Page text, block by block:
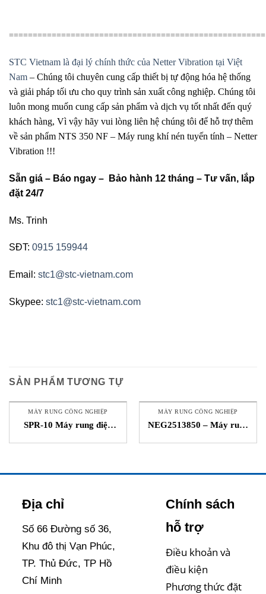
======================================================
STC Vietnam là đại lý chính thức của Netter Vibration tại Việt
Nam – Chúng tôi chuyên cung cấp thiết bị tự động hóa hệ thống
và giải pháp tối ưu cho quy trình sản xuất công nghiệp. Chúng tôi
luôn mong muốn cung cấp sản phẩm và dịch vụ tốt nhất đến quý
khách hàng, Vì vậy hãy vui lòng liên hệ chúng tôi để hỗ trợ thêm
về sản phẩm NTS 350 NF – Máy rung khí nén tuyến tính – Netter
Vibration !!!
Sẵn giá – Báo ngay – Bảo hành 12 tháng – Tư vấn, lắp
đặt 24/7
Ms. Trinh
SĐT: 0915 159944
Email: stc1@stc-vietnam.com
Skypee: stc1@stc-vietnam.com
SẢN PHẨM TƯƠNG TỰ
MÁY RUNG CÔNG NGHIỆP
SPR-10 Máy rung điện
MÁY RUNG CÔNG NGHIỆP
NEG2513850 – Máy rung
Địa chỉ
Số 66 Đường số 36,
Khu đô thị Vạn Phúc,
TP. Thủ Đức, TP Hồ
Chí Minh
Chính sách
hỗ trợ
Điều khoản và
điều kiện
Phương thức đặt